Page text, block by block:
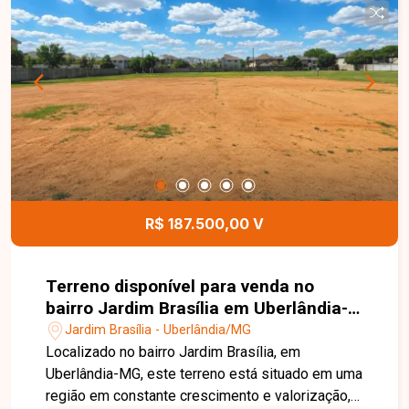
casa própria ou como investimento em uma
região com grande potencial de valorização. Esta
é uma excelente oportunidade para adquirir um
terreno no bairro Jardim Brasília. Agende uma
visita e venha conhecer todos os detalhes deste
imóvel.
R$ 187.500,00 V
Terreno disponível para venda no
bairro Jardim Brasília em Uberlândia-
MGJardim Brasília - Uberlândia/MG
Localizado no bairro Jardim Brasília, em
Uberlândia-MG, este terreno está situado em uma
região em constante crescimento e valorização,